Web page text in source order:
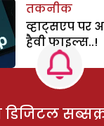
तकनीक
व्हाट्सएप पर
हैवी फाइल्स..!
डिजिटल